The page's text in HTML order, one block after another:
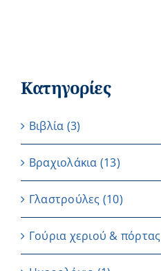
Κατηγορίες
Βιβλία (3)
Βραχιολάκια (13)
Γλαστρούλες (10)
Γούρια χεριού & πόρτας